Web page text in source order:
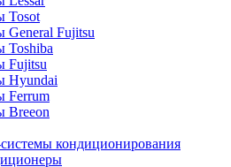
Tosot
Fujitsu
Toshiba
Fujitsu
Hyundai
Ferrum
Breeon
кондиционирования